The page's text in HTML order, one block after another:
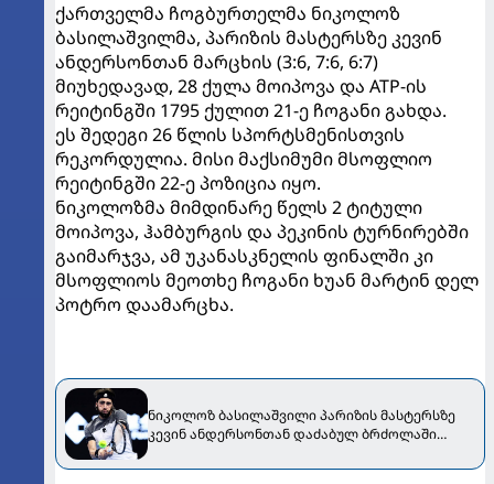
ქართველმა ჩოგბურთელმა ნიკოლოზ
ბასილაშვილმა, პარიზის მასტერსზე კევინ
ანდერსონთან მარცხის (3:6, 7:6, 6:7)
მიუხედავად, 28 ქულა მოიპოვა და ATP-ის
რეიტინგში 1795 ქულით 21-ე ჩოგანი გახდა.
ეს შედეგი 26 წლის სპორტსმენისთვის
რეკორდულია. მისი მაქსიმუმი მსოფლიო
რეიტინგში 22-ე პოზიცია იყო.
ნიკოლოზმა მიმდინარე წელს 2 ტიტული
მოიპოვა, ჰამბურგის და პეკინის ტურნირებში
გაიმარჯვა, ამ უკანასკნელის ფინალში კი
მსოფლიოს მეოთხე ჩოგანი ხუან მარტინ დელ
პოტრო დაამარცხა.
ნიკოლოზ ბასილაშვილი პარიზის მასტერსზე
კევინ ანდერსონთან დაძაბულ ბრძოლაში